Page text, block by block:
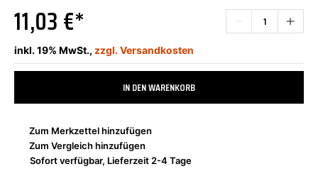
11,03 €*
inkl. 19% MwSt., zzgl. Versandkosten
IN DEN WARENKORB
Zum Merkzettel hinzufügen
Zum Vergleich hinzufügen
Sofort verfügbar, Lieferzeit 2-4 Tage